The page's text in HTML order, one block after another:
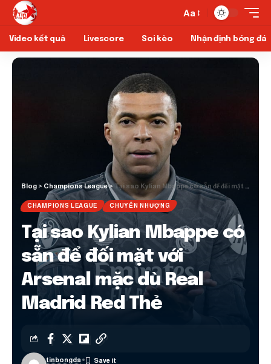
Aa
Video kết quả Livescore Soi kèo Nhận định bóng đá
Blog > Champions League> Tại sao Kylian Mbappe có sẵn để đối mặt với Arsenal mặc dù Real Madrid Red Thẻ
CHAMPIONS LEAGUE CHUYỂN NHƯỢNG
Tại sao Kylian Mbappe có
sẵn để đối mặt với
Arsenal mặc dù Real
Madrid Red Thẻ
tinbongda